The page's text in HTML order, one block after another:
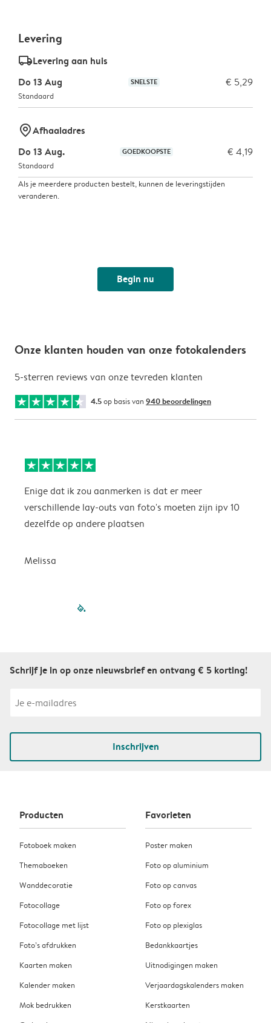
Levering
delivery_standard_v2Levering aan huis
Do 13 Aug
SNELSTE € 5,29
Standaard
marker-pinAfhaaladres
Do 13 Aug.
GOEDKOOPSTE € 4,19
Standaard
Als je meerdere producten bestelt, kunnen de leveringstijden
veranderen.
Begin nu
Onze klanten houden van onze fotokalenders
5-sterren reviews van onze tevreden klanten
4.5op basis van 940 beoordelingen
Enige dat ik zou aanmerken is dat er meer
verschillende lay-outs van foto's moeten zijn ipv 10
dezelfde op andere plaatsen
Melissa
filled-pagination
Schrijf je in op onze nieuwsbrief en ontvang € 5 korting!
Inschrijven
Producten
Fotoboek maken
Themaboeken
Wanddecoratie
Fotocollage
Fotocollage met lijst
Foto’s afdrukken
Kaarten maken
Kalender maken
Mok bedrukken
Favorieten
Poster maken
Foto op aluminium
Foto op canvas
Foto op forex
Foto op plexiglas
Bedankkaartjes
Uitnodigingen maken
Verjaardagskalenders maken
Kerstkaarten